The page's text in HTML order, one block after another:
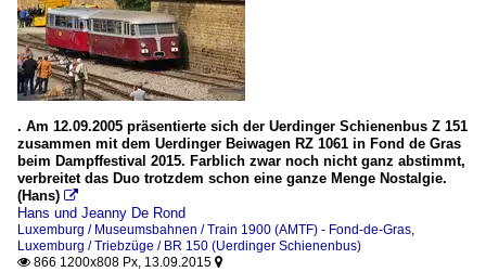
. Am 12.09.2005 präsentierte sich der Uerdinger Schienenbus Z 151
zusammen mit dem Uerdinger Beiwagen RZ 1061 in Fond de Gras
beim Dampffestival 2015. Farblich zwar noch nicht ganz abstimmt,
verbreitet das Duo trotzdem schon eine ganze Menge Nostalgie.
(Hans) 
Hans und Jeanny De Rond
Luxemburg / Museumsbahnen / Train 1900 (AMTF) - Fond-de-Gras,
Luxemburg / Triebzüge / BR 150 (Uerdinger Schienenbus)
 866 1200x808 Px, 13.09.2015 